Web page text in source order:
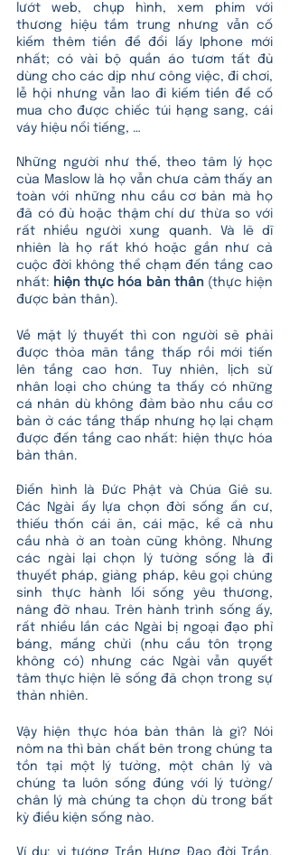
lướt web, chụp hình, xem phim với
thương hiệu tầm trung nhưng vẫn cố
kiếm thêm tiền để đổi lấy Iphone mới
nhất; có vài bộ quần áo tươm tất đủ
dùng cho các dịp như công việc, đi chơi,
lễ hội nhưng vẫn lao đi kiếm tiền để cố
mua cho được chiếc túi hạng sang, cái
váy hiệu nổi tiếng, …
Những người như thế, theo tâm lý học
của Maslow là họ vẫn chưa cảm thấy an
toàn với những nhu cầu cơ bản mà họ
đã có đủ hoặc thậm chí dư thừa so với
rất nhiều người xung quanh. Và lẽ dĩ
nhiên là họ rất khó hoặc gần như cả
cuộc đời không thể chạm đến tầng cao
nhất: hiện thực hóa bản thân (thực hiện
được bản thân).
Về mặt lý thuyết thì con người sẽ phải
được thỏa mãn tầng thấp rồi mới tiến
lên tầng cao hơn. Tuy nhiên, lịch sử
nhân loại cho chúng ta thấy có những
cá nhân dù không đảm bảo nhu cầu cơ
bản ở các tầng thấp nhưng họ lại chạm
được đến tầng cao nhất: hiện thực hóa
bản thân.
Điển hình là Đức Phật và Chúa Giê su.
Các Ngài ấy lựa chọn đời sống ẩn cư,
thiếu thốn cái ăn, cái mặc, kể cả nhu
cầu nhà ở an toàn cũng không. Nhưng
các ngài lại chọn lý tưởng sống là đi
thuyết pháp, giảng pháp, kêu gọi chúng
sinh thực hành lối sống yêu thương,
nâng đỡ nhau. Trên hành trình sống ấy,
rất nhiều lần các Ngài bị ngoại đạo phỉ
báng, mắng chửi (nhu cầu tôn trọng
không có) nhưng các Ngài vẫn quyết
tâm thực hiện lẽ sống đã chọn trong sự
thản nhiên.
Vậy hiện thực hóa bản thân là gì? Nói
nôm na thì bản chất bên trong chúng ta
tồn tại một lý tưởng, một chân lý và
chúng ta luôn sống đúng với lý tưởng/
chân lý mà chúng ta chọn dù trong bất
kỳ điều kiện sống nào.
Ví dụ: vị tướng Trần Hưng Đạo đời Trần.